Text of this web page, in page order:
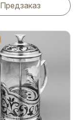
Предзаказ